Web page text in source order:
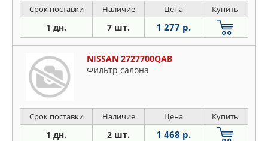
Срок поставки Наличие Цена Купить
1 дн. 7 шт. 1 277 р.
NISSAN 2727700QAB
Фильтр салона
Срок поставки Наличие Цена Купить
1 дн. 2 шт. 1 468 р.